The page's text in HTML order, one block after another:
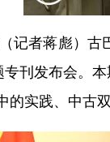
者蒋彪）古
专刊发布会。
的实践、中古